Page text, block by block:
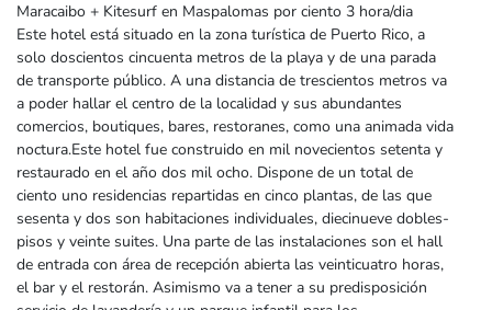
Maracaibo + Kitesurf en Maspalomas por ciento 3 hora/dia
Este hotel está situado en la zona turística de Puerto Rico, a
solo doscientos cincuenta metros de la playa y de una parada
de transporte público. A una distancia de trescientos metros va
a poder hallar el centro de la localidad y sus abundantes
comercios, boutiques, bares, restoranes, como una animada vida
noctura.Este hotel fue construido en mil novecientos setenta y
restaurado en el año dos mil ocho. Dispone de un total de
ciento uno residencias repartidas en cinco plantas, de las que
sesenta y dos son habitaciones individuales, diecinueve dobles-
pisos y veinte suites. Una parte de las instalaciones son el hall
de entrada con área de recepción abierta las veinticuatro horas,
el bar y el restorán. Asimismo va a tener a su predisposición